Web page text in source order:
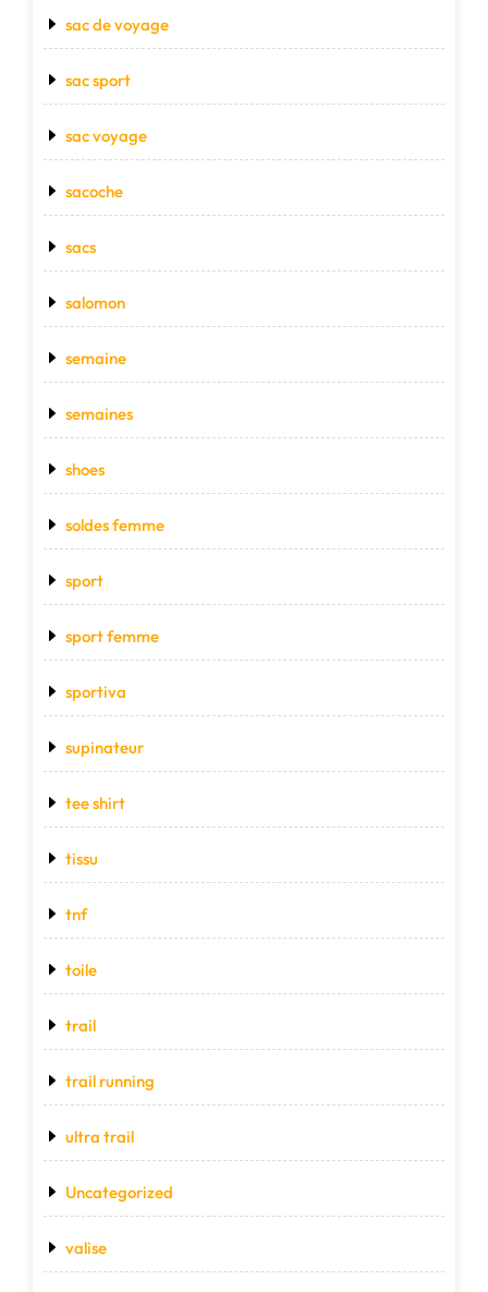
sac de voyage
sac sport
sac voyage
sacoche
sacs
salomon
semaine
semaines
shoes
soldes femme
sport
sport femme
sportiva
supinateur
tee shirt
tissu
tnf
toile
trail
trail running
ultra trail
Uncategorized
valise